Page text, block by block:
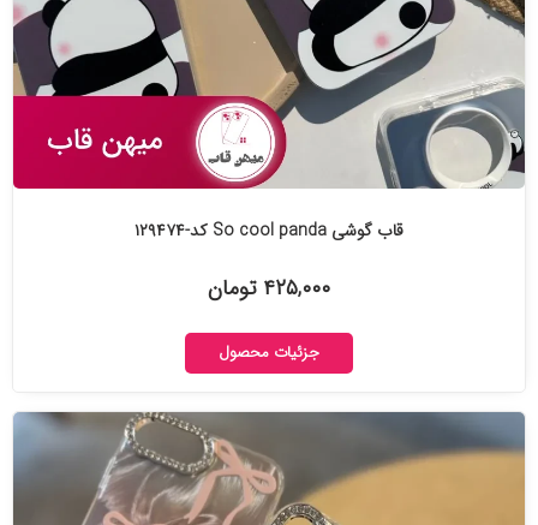
قاب گوشی So cool panda کد-۱۲۹۴۷۴
۴۲۵,۰۰۰ تومان
جزئیات محصول